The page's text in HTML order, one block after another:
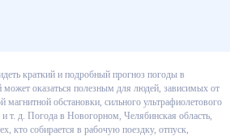
увидеть краткий и подробный прогноз
который может оказаться полезным для
давления, нестабильной магнитной
излучения, влажности воздуха
Челябинская область, Россия на 3 дня